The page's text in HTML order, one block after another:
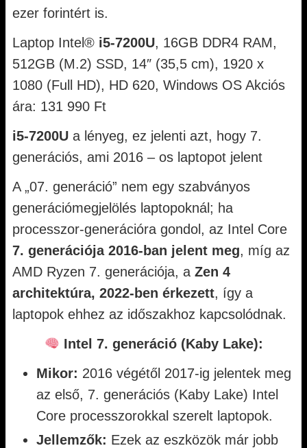
ezer forintért is.
Laptop Intel® i5-7200U, 16GB DDR4 RAM,
512GB (M.2) SSD, 14″ (35,5 cm), 1920 x
1080 (Full HD), HD 620, Windows OS Akciós
ára: 131 990 Ft
i5-7200U a lényeg, ez jelenti azt, hogy 7.
generációs, ami 2016 – os laptopot jelent
A „07. generáció” nem egy szabványos
generációmegjelölés laptopoknál; ha
processzor-generációra gondol, az Intel Core
7. generációja 2016-ban jelent meg, míg az
AMD Ryzen 7. generációja, a Zen 4
architektúra, 2022-ben érkezett, így a
laptopok ehhez az időszakhoz kapcsolódnak.
Intel 7. generáció (Kaby Lake):
Mikor: 2016 végétől 2017-ig jelentek meg
az első, 7. generációs (Kaby Lake) Intel
Core processzorokkal szerelt laptopok.
Jellemzők: Ezek az eszközök már jobb